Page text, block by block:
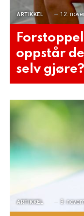
ARTIKKEL 12.
oppstår
selv gjøre?
ARTIKKEL 3.